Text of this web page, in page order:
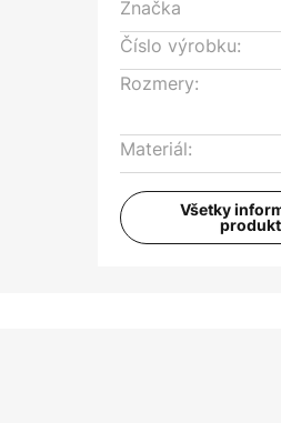
Značka
Číslo výrobku:
Rozmery:
Materiál:
Všetky